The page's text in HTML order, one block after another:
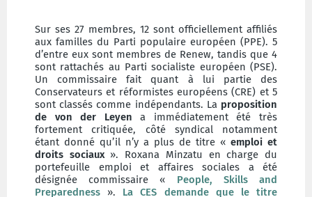
Sur ses 27 membres, 12 sont officiellement affiliés
aux familles du Parti populaire européen (PPE). 5
d’entre eux sont membres de Renew, tandis que 4
sont rattachés au Parti socialiste européen (PSE).
Un commissaire fait quant à lui partie des
Conservateurs et réformistes européens (CRE) et 5
sont classés comme indépendants. La proposition
de von der Leyen a immédiatement été très
fortement critiquée, côté syndical notamment
étant donné qu’il n’y a plus de titre « emploi et
droits sociaux». Roxana Minzatu en charge du
portefeuille emploi et affaires sociales a été
désignée commissaire « People, Skills and
Preparedness ». La CES demande que le titre